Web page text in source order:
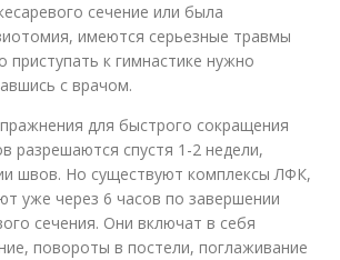
при
Сон в полном
восстановлении
для
Увлажнение для
восстановления
сечение или была
имеются серьезные травмы
приступать к гимнастике нужно
с врачом.
для быстрого сокращения
разрешаются спустя 1-2 недели,
швов. Но существуют комплексы ЛФК,
уже через 6 часов по завершении
сечения. Они включат в себя
повороты в постели, поглаживание